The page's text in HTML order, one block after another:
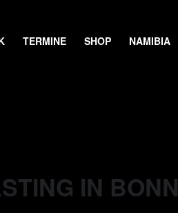
TERMINE SHOP NAMIBIA
IN BONN